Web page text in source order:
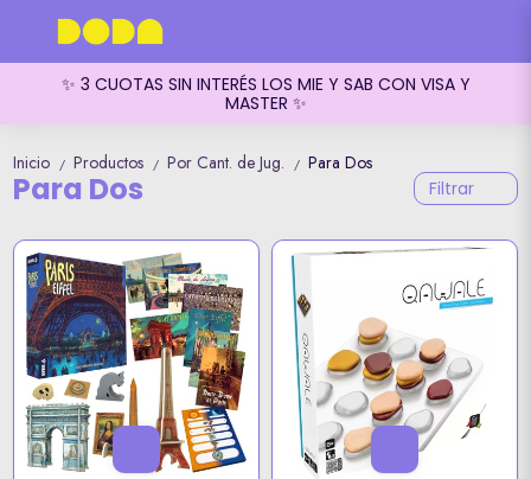
✨ 3 CUOTAS SIN INTERÉS LOS MIE Y SAB CON VISA Y
MASTER ✨
Inicio / Productos / Por Cant. de Jug. / Para Dos
Para Dos Filtrar